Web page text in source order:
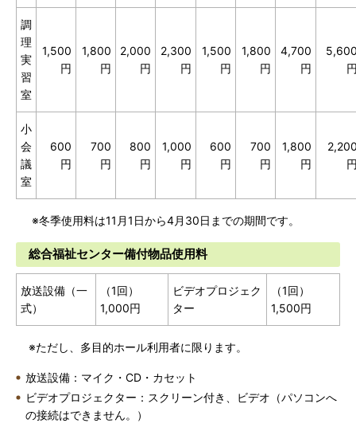
調
理
実
習
室
1,500
円
1,800
円
2,000
円
2,300
円
1,500
円
1,800
円
4,700
円
小
会
議
室
600
円
700
円
800
円
1,000
円
600
円
700
円
1,800
円
※冬季使用料は11月1日から4月30日までの期間です。
総合福祉センター備付物品使用料
放送設備（一
式）
（1回）
1,000円
ビデオプロジェク
ター
（1回）
1,500円
※ただし、多目的ホール利用者に限ります。
放送設備：マイク・CD・カセット
ビデオプロジェクター：スクリーン付き、ビデオ（パソコンへ
の接続はできません。）